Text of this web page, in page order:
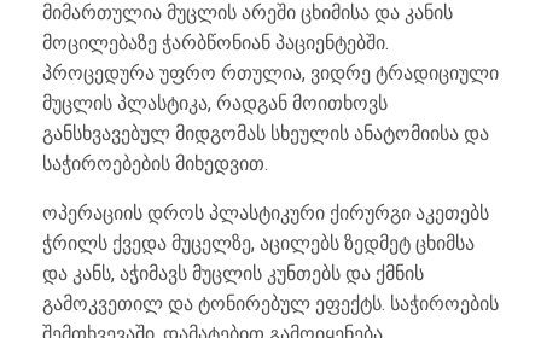
მიმართულია მუცლის არეში ცხიმისა და კანის
მოცილებაზე ჭარბწონიან პაციენტებში.
პროცედურა უფრო რთულია, ვიდრე ტრადიციული
მუცლის პლასტიკა, რადგან მოითხოვს
განსხვავებულ მიდგომას სხეულის ანატომიისა და
საჭიროებების მიხედვით.
ოპერაციის დროს პლასტიკური ქირურგი აკეთებს
ჭრილს ქვედა მუცელზე, აცილებს ზედმეტ ცხიმსა
და კანს, აჭიმავს მუცლის კუნთებს და ქმნის
გამოკვეთილ და ტონირებულ ეფექტს. საჭიროების